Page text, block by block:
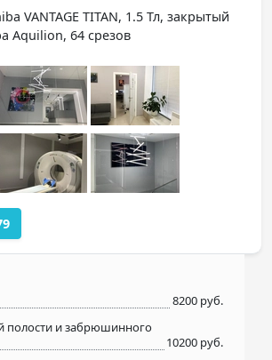
VANTAGE TITAN, 1.5 Тл, закрытый
Aquilion, 64 срезов
8200 руб.
и забрюшинного
10200 руб.